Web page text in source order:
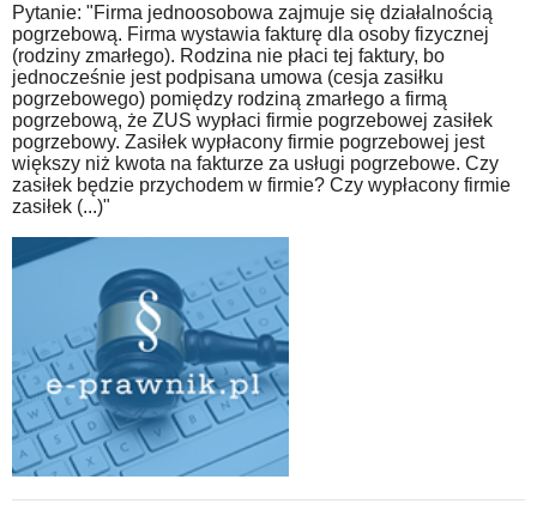
Pytanie: "Firma jednoosobowa zajmuje się działalnością
pogrzebową. Firma wystawia fakturę dla osoby fizycznej
(rodziny zmarłego). Rodzina nie płaci tej faktury, bo
jednocześnie jest podpisana umowa (cesja zasiłku
pogrzebowego) pomiędzy rodziną zmarłego a firmą
pogrzebową, że ZUS wypłaci firmie pogrzebowej zasiłek
pogrzebowy. Zasiłek wypłacony firmie pogrzebowej jest
większy niż kwota na fakturze za usługi pogrzebowe. Czy
zasiłek będzie przychodem w firmie? Czy wypłacony firmie
zasiłek (...)"